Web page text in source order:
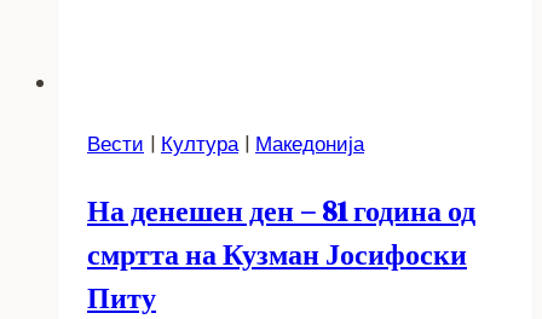
Вести | Култура| Македонија
На денешен ден – 81 година од
смртта на Кузман Јосифоски
Питу